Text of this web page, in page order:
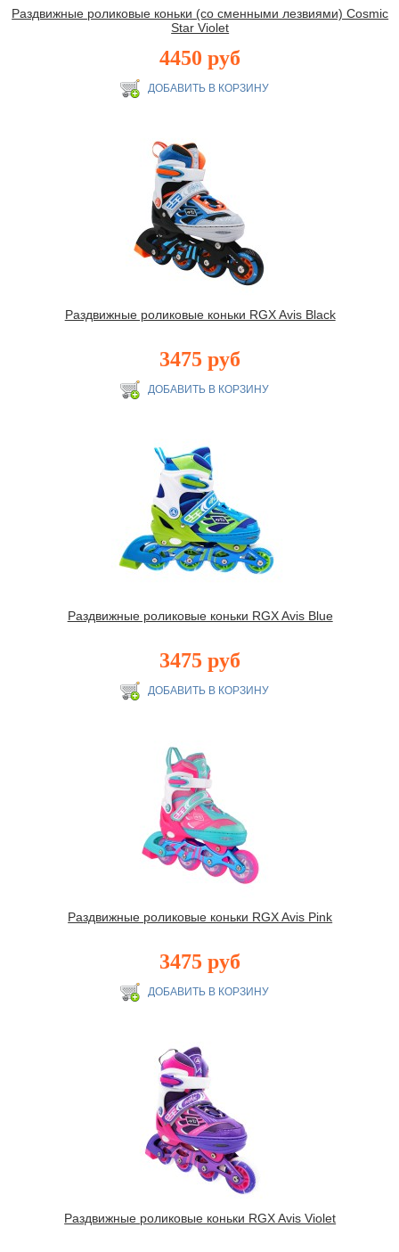
Раздвижные роликовые коньки (со сменными лезвиями) Cosmic
Star Violet
4450 руб
Раздвижные роликовые коньки RGX Avis Black
3475 руб
Раздвижные роликовые коньки RGX Avis Blue
3475 руб
Раздвижные роликовые коньки RGX Avis Pink
3475 руб
Раздвижные роликовые коньки RGX Avis Violet